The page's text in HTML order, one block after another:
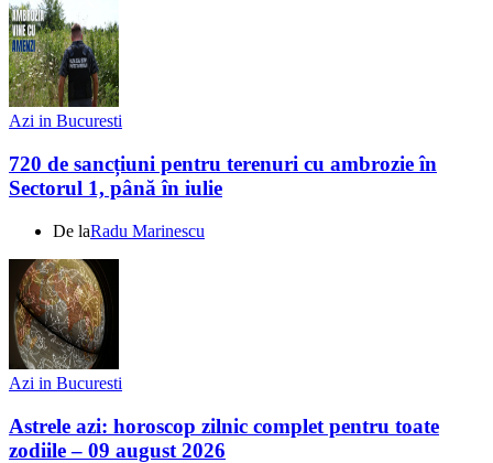
Azi in Bucuresti
720 de sancțiuni pentru terenuri cu ambrozie în
Sectorul 1, până în iulie
De laRadu Marinescu
Azi in Bucuresti
Astrele azi: horoscop zilnic complet pentru toate
zodiile – 09 august 2026